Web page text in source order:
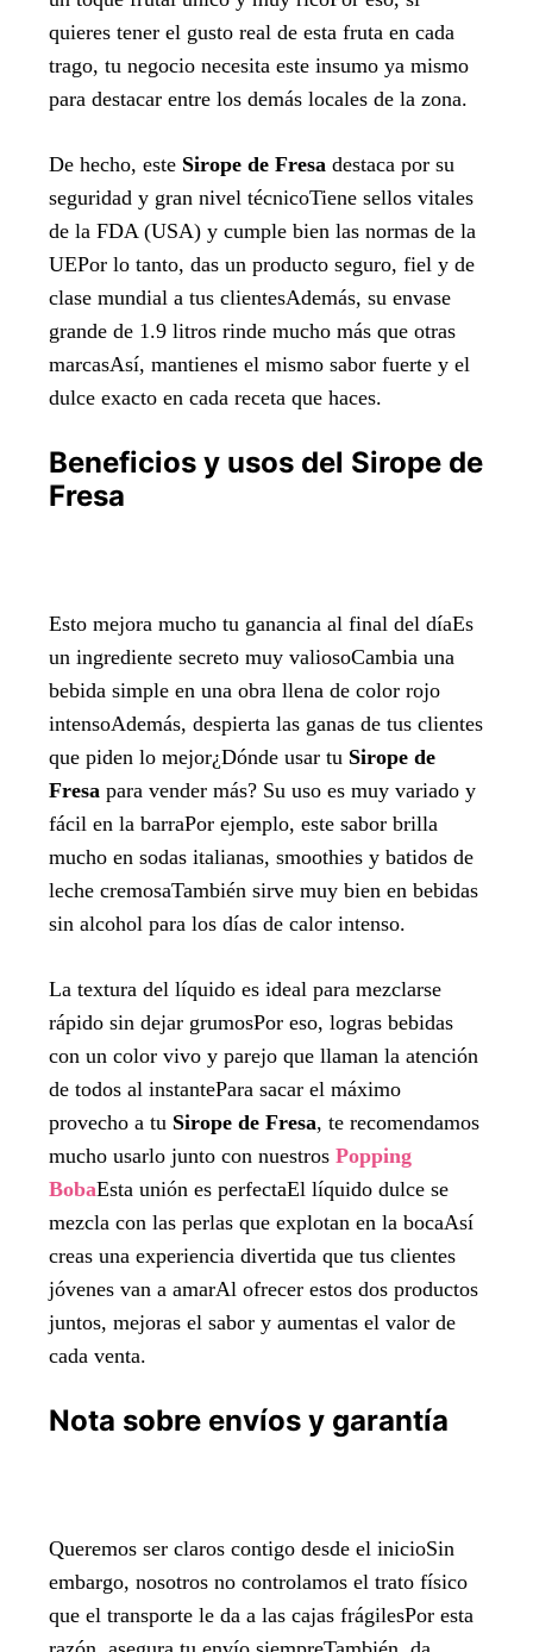
quieres tener el gusto real de esta fruta en cada
trago, tu negocio necesita este insumo ya mismo
para destacar entre los demás locales de la zona.
De hecho, este Sirope de Fresa destaca por su
seguridad y gran nivel técnicoTiene sellos vitales
de la FDA (USA) y cumple bien las normas de la
UEPor lo tanto, das un producto seguro, fiel y de
clase mundial a tus clientesAdemás, su envase
grande de 1.9 litros rinde mucho más que otras
marcasAsí, mantienes el mismo sabor fuerte y el
dulce exacto en cada receta que haces.
Beneficios y usos del Sirope de
Fresa
Esto mejora mucho tu ganancia al final del díaEs
un ingrediente secreto muy valiosoCambia una
bebida simple en una obra llena de color rojo
intensoAdemás, despierta las ganas de tus clientes
que piden lo mejor¿Dónde usar tu Sirope de
Fresa para vender más? Su uso es muy variado y
fácil en la barraPor ejemplo, este sabor brilla
mucho en sodas italianas, smoothies y batidos de
leche cremosaTambién sirve muy bien en bebidas
sin alcohol para los días de calor intenso.
La textura del líquido es ideal para mezclarse
rápido sin dejar grumosPor eso, logras bebidas
con un color vivo y parejo que llaman la atención
de todos al instantePara sacar el máximo
provecho a tu Sirope de Fresa, te recomendamos
mucho usarlo junto con nuestros Popping
BobaEsta unión es perfectaEl líquido dulce se
mezcla con las perlas que explotan en la bocaAsí
creas una experiencia divertida que tus clientes
jóvenes van a amarAl ofrecer estos dos productos
juntos, mejoras el sabor y aumentas el valor de
cada venta.
Nota sobre envíos y garantía
Queremos ser claros contigo desde el inicioSin
embargo, nosotros no controlamos el trato físico
que el transporte le da a las cajas frágilesPor esta